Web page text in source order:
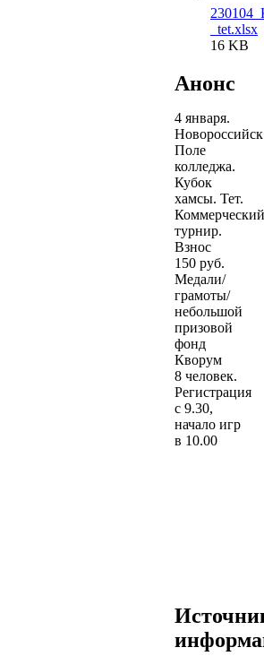
_tet.xlsx
16 KB
Анонс
4 января.
Поле
колледжа.
Кубок
хамсы. Тет.
Коммерческий
турнир.
Взнос
150 руб.
Медали/
грамоты/
небольшой
призовой
фонд
Кворум
8 человек.
Регистрация
с 9.30,
начало игр
в 10.00